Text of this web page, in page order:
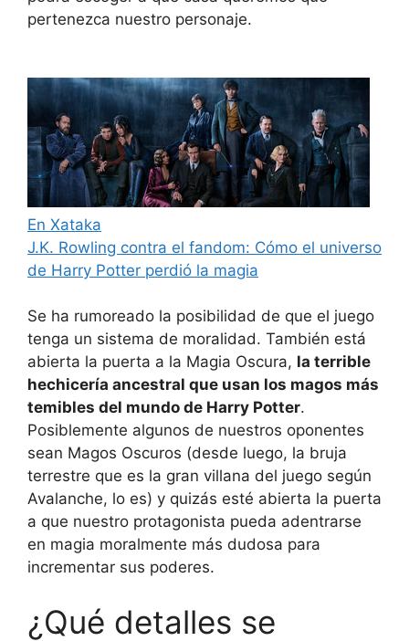
pertenezca nuestro personaje.
En Xataka
J.K. Rowling contra el fandom: Cómo el universo
de Harry Potter perdió la magia
Se ha rumoreado la posibilidad de que el juego
tenga un sistema de moralidad. También está
abierta la puerta a la Magia Oscura, la terrible
hechicería ancestral que usan los magos más
temibles del mundo de Harry Potter.
Posiblemente algunos de nuestros oponentes
sean Magos Oscuros (desde luego, la bruja
terrestre que es la gran villana del juego según
Avalanche, lo es) y quizás esté abierta la puerta
a que nuestro protagonista pueda adentrarse
en magia moralmente más dudosa para
incrementar sus poderes.
¿Qué detalles se